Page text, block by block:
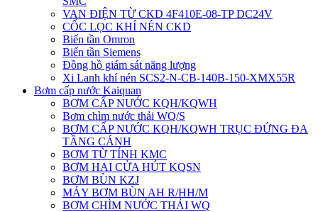
VAN ĐIỆN TỪ CKD 4F410E-08-TP DC24V
CỐC LỌC KHÍ NÉN CKD
Biến tần Omron
Biến tần Siemens
Đồng hồ giám sát năng lượng
Xi Lanh khí nén SCS2-N-CB-140B-150-XMX55R
Bơm cấp nước Kaiquan
BƠM CẤP NƯỚC KQH/KQWH
Bơm chìm nước thải WQ/S
BƠM CẤP NƯỚC KQH/KQWH TRỤC ĐỨNG ĐA
TẦNG CÁNH
BƠM TỪ TÍNH KMC
BƠM HAI CỬA HÚT KQSN
BƠM BÙN KZJ
MÁY BƠM BÙN AH R/HH/M
BƠM CHÌM NƯỚC THẢI WQ